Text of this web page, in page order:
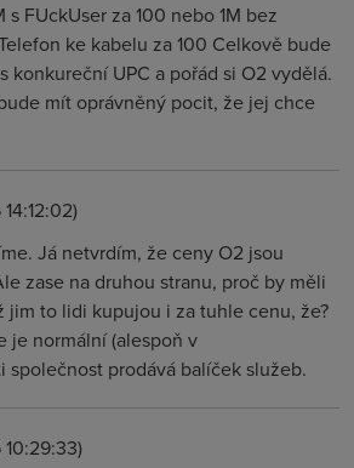
FUckUser za 100 nebo 1M bez
ke kabelu za 100 Celkově bude
konkureční UPC a pořád si O2 vydělá.
mít oprávněný pocit, že jej chce
Já netvrdím, že ceny O2 jsou
zase na druhou stranu, proč by měli
jim to lidi kupujou i za tuhle cenu, že?
je normální (alespoň v
společnost prodává balíček služeb.